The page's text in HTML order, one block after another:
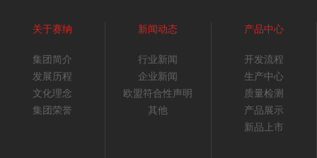
关于赛纳
集团简介
发展历程
文化理念
集团荣誉
新闻动态
行业新闻
企业新闻
欧盟符合性声明
其他
产品中心
开发流程
生产中心
质量检测
产品展示
新品上市